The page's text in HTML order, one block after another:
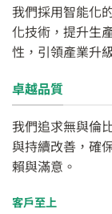
我們採用智能化
化技術，提升生
性，引領產業升
卓越品質
我們追求無與倫
與持續改善，確
賴與滿意。
客戶至上